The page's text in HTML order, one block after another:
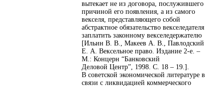
вытекает не из договора, послужившего
причиной его появления, а из самого
векселя, представляющего собой
абстрактное обязательство векселедателя
заплатить законному векселедержателю
[Ильин В. В., Макеев А. В., Павлодский
Е. А. Вексельное право. Издание 2-е. –
М.: Концерн “Банковский
Деловой Центр”, 1998. С. 18 – 19.].
В советской экономической литературе в
связи с ликвидацией коммерческого